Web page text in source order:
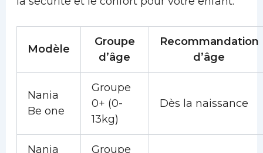
Modèle
Groupe
d’âge
Recommandation
d’âge
Nania
Be one
Groupe
0+ (0-
13kg)
Dès la naissance
Nania Groupe